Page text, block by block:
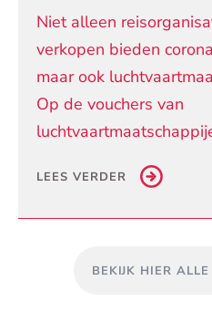
Niet alleen
verkopen bieden
maar ook
Op de vouchers van
LEES VERDER
BEKIJK HIER